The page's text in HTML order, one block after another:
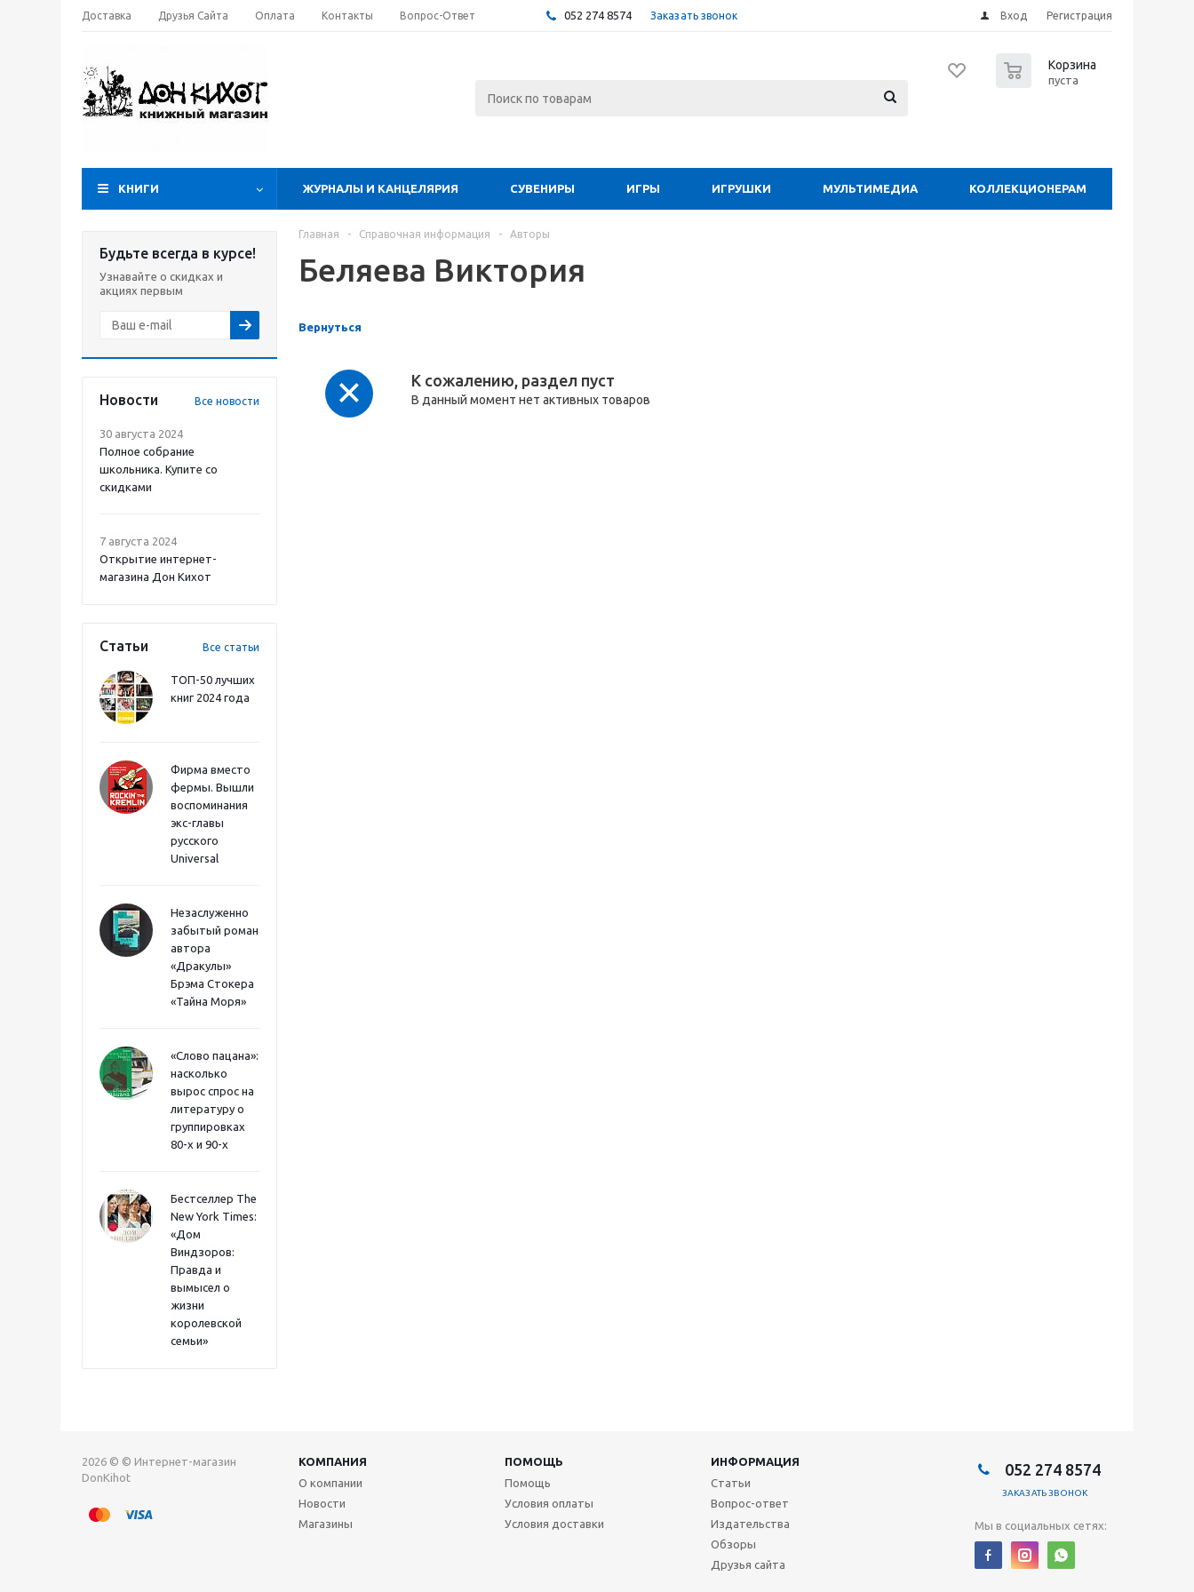
Доставка Друзья Сайта Оплата Контакты Вопрос-Ответ 052 274 8574 Заказать звонок Вход Регистрация
Корзина
пуста
КНИГИ ЖУРНАЛЫ И КАНЦЕЛЯРИЯ СУВЕНИРЫ ИГРЫ ИГРУШКИ МУЛЬТИМЕДИА КОЛЛЕКЦИОНЕРАМ
Будьте всегда в курсе!
Узнавайте о скидках и
акциях первым
Новости Все новости
30 августа 2024
Полное собрание
школьника. Купите со
скидками
7 августа 2024
Открытие интернет-
магазина Дон Кихот
Статьи Все статьи
ТОП-50 лучших
книг 2024 года
Фирма вместо
фермы. Вышли
воспоминания
экс-главы
русского
Universal
Незаслуженно
забытый роман
автора
«Дракулы»
Брэма Стокера
«Тайна Моря»
«Слово пацана»:
насколько
вырос спрос на
литературу о
группировках
80-х и 90-х
Бестселлер The
New York Times:
«Дом
Виндзоров:
Правда и
вымысел о
жизни
королевской
семьи»
Главная - Справочная информация - Авторы
Беляева Виктория
Вернуться
К сожалению, раздел пуст
В данный момент нет активных товаров
2026 © © Интернет-магазин
DonKihot
КОМПАНИЯ ПОМОЩЬ
ИНФОРМАЦИЯ
О компании
Новости
Магазины
Помощь
Условия оплаты
Условия доставки
Статьи
Вопрос-ответ
Издательства
Обзоры
Друзья сайта
052 274 8574
ЗАКАЗАТЬ ЗВОНОК
Мы в социальных сетях: